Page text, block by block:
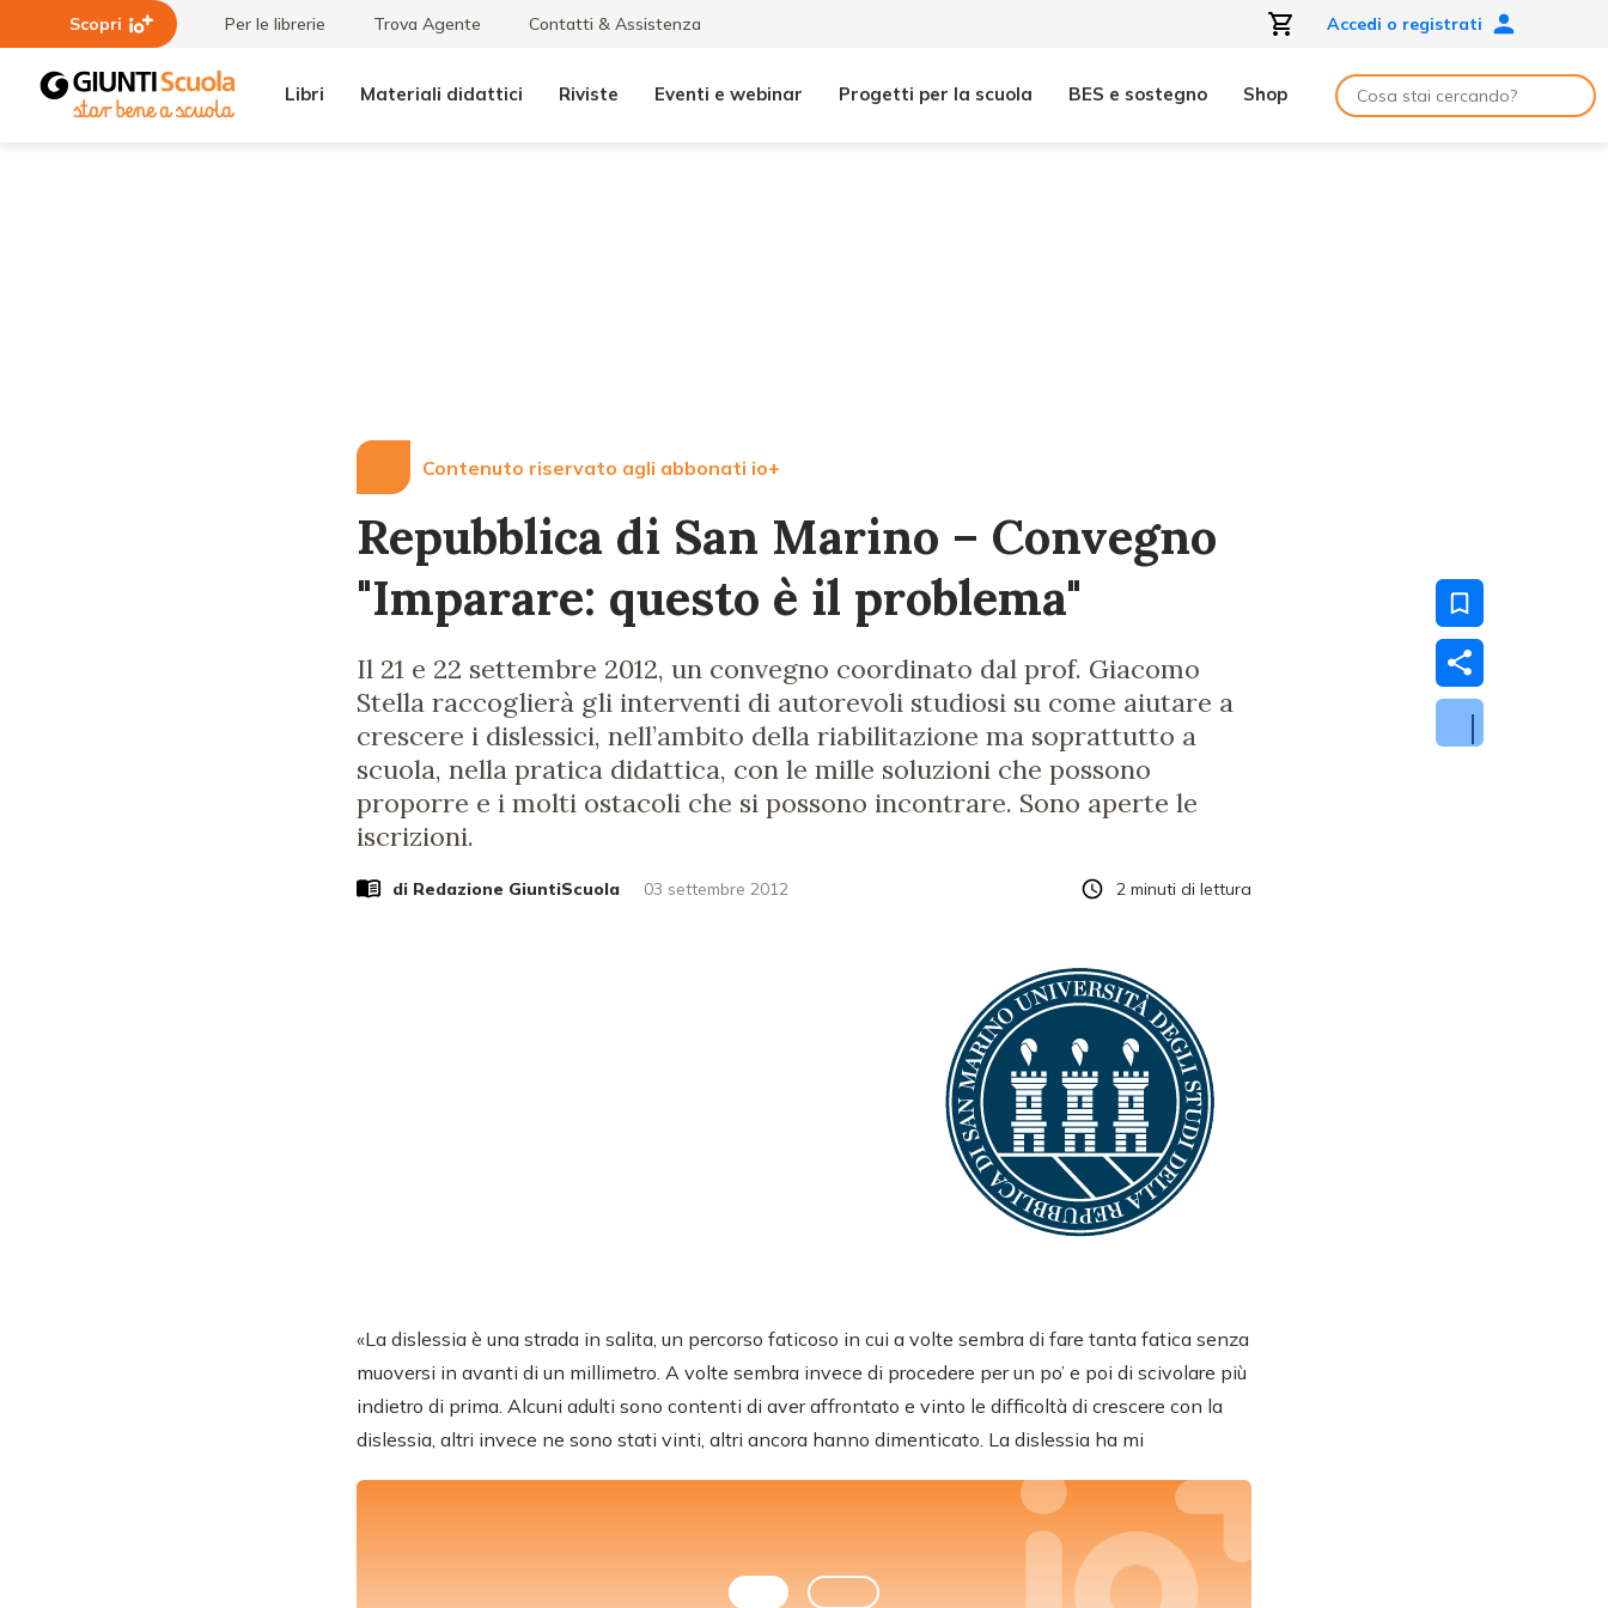
Scopri Per le librerie Trova Agente Contatti & Assistenza Accedi o registrati
Libri Materiali didattici Riviste Eventi e webinar Progetti per la scuola BES e sostegno Shop
Contenuto riservato agli abbonati io+
Repubblica di San Marino – Convegno
"Imparare: questo è il problema"
Il 21 e 22 settembre 2012, un convegno coordinato dal prof. Giacomo
Stella raccoglierà gli interventi di autorevoli studiosi su come aiutare a
crescere i dislessici, nell’ambito della riabilitazione ma soprattutto a
scuola, nella pratica didattica, con le mille soluzioni che possono
proporre e i molti ostacoli che si possono incontrare. Sono aperte le
iscrizioni.
di Redazione GiuntiScuola 03 settembre 2012 2 minuti di lettura
«La dislessia è una strada in salita, un percorso faticoso in cui a volte sembra di fare tanta fatica senza
muoversi in avanti di un millimetro. A volte sembra invece di procedere per un po’ e poi di scivolare più
indietro di prima. Alcuni adulti sono contenti di aver affrontato e vinto le difficoltà di crescere con la
dislessia, altri invece ne sono stati vinti, altri ancora hanno dimenticato. La dislessia ha mi